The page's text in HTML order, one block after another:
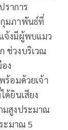
ราการ
กุมภาพันธ์ที่
จ้งมีผู้พบแมว
ช่วงบริเวณ
ง
ร้อมด้วยเจ้า
ยินเสียง
มสูงประมาณ
ะมาณ 5